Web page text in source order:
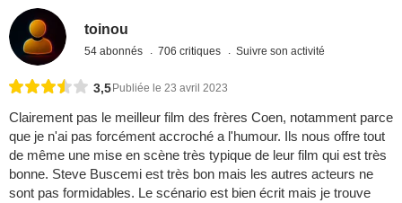
toinou
54 abonnés 706 critiques Suivre son activité
3,5 Publiée le 23 avril 2023
Clairement pas le meilleur film des frères Coen, notamment parce
que je n'ai pas forcément accroché a l'humour. Ils nous offre tout
de même une mise en scène très typique de leur film qui est très
bonne. Steve Buscemi est très bon mais les autres acteurs ne
sont pas formidables. Le scénario est bien écrit mais je trouve